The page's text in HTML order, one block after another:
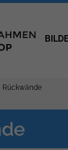
Rückwände